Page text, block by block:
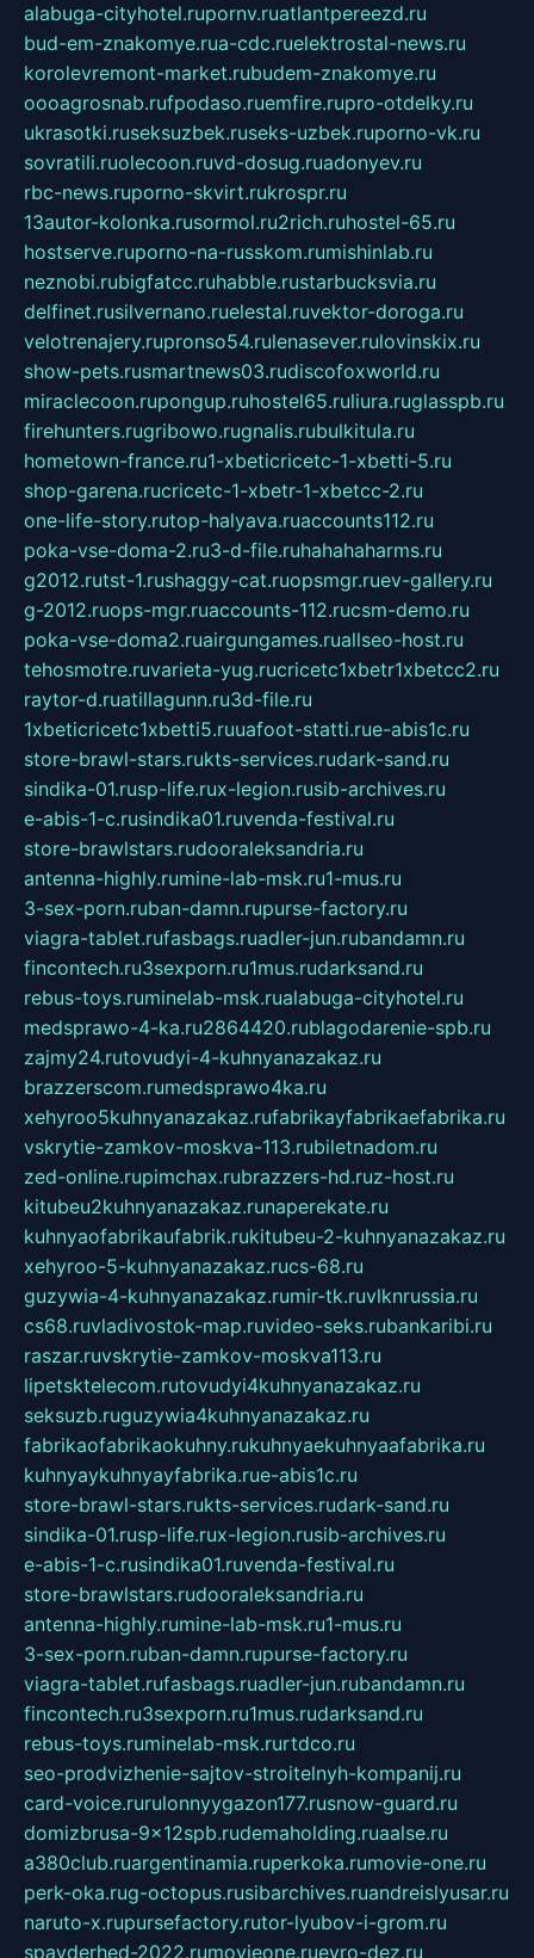
alabuga-cityhotel.rupornv.ruatlantpereezd.ru
bud-em-znakomye.rua-cdc.ruelektrostal-news.ru
korolevremont-market.rubudem-znakomye.ru
oooagrosnab.rufpodaso.ruemfire.rupro-otdelky.ru
ukrasotki.ruseksuzbek.ruseks-uzbek.ruporno-vk.ru
sovratili.ruolecoon.ruvd-dosug.ruadonyev.ru
rbc-news.ruporno-skvirt.rukrospr.ru
13autor-kolonka.rusormol.ru2rich.ruhostel-65.ru
hostserve.ruporno-na-russkom.rumishinlab.ru
neznobi.rubigfatcc.ruhabble.rustarbucksvia.ru
delfinet.rusilvernano.ruelestal.ruvektor-doroga.ru
velotrenajery.rupronso54.rulenasever.rulovinskix.ru
show-pets.rusmartnews03.rudiscofoxworld.ru
miraclecoon.rupongup.ruhostel65.ruliura.ruglasspb.ru
firehunters.rugribowo.rugnalis.rubulkitula.ru
hometown-france.ru1-xbeticricetc-1-xbetti-5.ru
shop-garena.rucricetc-1-xbetr-1-xbetcc-2.ru
one-life-story.rutop-halyava.ruaccounts112.ru
poka-vse-doma-2.ru3-d-file.ruhahahaharms.ru
g2012.rutst-1.rushaggy-cat.ruopsmgr.ruev-gallery.ru
g-2012.ruops-mgr.ruaccounts-112.rucsm-demo.ru
poka-vse-doma2.ruairgungames.ruallseo-host.ru
tehosmotre.ruvarieta-yug.rucricetc1xbetr1xbetcc2.ru
raytor-d.ruatillagunn.ru3d-file.ru
1xbeticricetc1xbetti5.ruuafoot-statti.rue-abis1c.ru
store-brawl-stars.rukts-services.rudark-sand.ru
sindika-01.rusp-life.rux-legion.rusib-archives.ru
e-abis-1-c.rusindika01.ruvenda-festival.ru
store-brawlstars.rudooraleksandria.ru
antenna-highly.rumine-lab-msk.ru1-mus.ru
3-sex-porn.ruban-damn.rupurse-factory.ru
viagra-tablet.rufasbags.ruadler-jun.rubandamn.ru
fincontech.ru3sexporn.ru1mus.rudarksand.ru
rebus-toys.ruminelab-msk.rualabuga-cityhotel.ru
medsprawo-4-ka.ru2864420.rublagodarenie-spb.ru
zajmy24.rutovudyi-4-kuhnyanazakaz.ru
brazzerscom.rumedsprawo4ka.ru
xehyroo5kuhnyanazakaz.rufabrikayfabrikaefabrika.ru
vskrytie-zamkov-moskva-113.rubiletnadom.ru
zed-online.rupimchax.rubrazzers-hd.ruz-host.ru
kitubeu2kuhnyanazakaz.runaperekate.ru
kuhnyaofabrikaufabrik.rukitubeu-2-kuhnyanazakaz.ru
xehyroo-5-kuhnyanazakaz.rucs-68.ru
guzywia-4-kuhnyanazakaz.rumir-tk.ruvlknrussia.ru
cs68.ruvladivostok-map.ruvideo-seks.rubankaribi.ru
raszar.ruvskrytie-zamkov-moskva113.ru
lipetsktelecom.rutovudyi4kuhnyanazakaz.ru
seksuzb.ruguzywia4kuhnyanazakaz.ru
fabrikaofabrikaokuhny.rukuhnyaekuhnyaafabrika.ru
kuhnyaykuhnyayfabrika.rue-abis1c.ru
store-brawl-stars.rukts-services.rudark-sand.ru
sindika-01.rusp-life.rux-legion.rusib-archives.ru
e-abis-1-c.rusindika01.ruvenda-festival.ru
store-brawlstars.rudooraleksandria.ru
antenna-highly.rumine-lab-msk.ru1-mus.ru
3-sex-porn.ruban-damn.rupurse-factory.ru
viagra-tablet.rufasbags.ruadler-jun.rubandamn.ru
fincontech.ru3sexporn.ru1mus.rudarksand.ru
rebus-toys.ruminelab-msk.rurtdco.ru
seo-prodvizhenie-sajtov-stroitelnyh-kompanij.ru
card-voice.rurulonnyygazon177.rusnow-guard.ru
domizbrusa-9x12spb.rudemaholding.ruaalse.ru
a380club.ruargentinamia.ruperkoka.rumovie-one.ru
perk-oka.rug-octopus.rusibarchives.ruandreislyusar.ru
naruto-x.rupursefactory.rutor-lyubov-i-grom.ru
spayderhed-2022.rumovieone.ruevro-dez.ru